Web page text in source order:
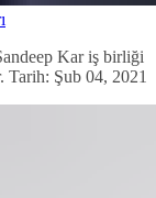
Kar iş birliği
Tarih: Şub 04, 2021